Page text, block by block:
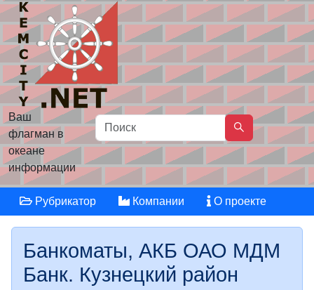
Ваш
флагман в
океане
информации
Рубрикатор Компании О проекте
Банкоматы, АКБ ОАО МДМ
Банк. Кузнецкий район